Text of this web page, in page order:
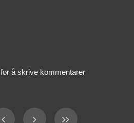
å skrive kommentarer